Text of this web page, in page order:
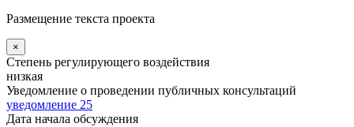
Размещение текста проекта
×
Степень регулирующего воздействия
низкая
Уведомление о проведении публичных консультаций
уведомление 25
Дата начала обсуждения